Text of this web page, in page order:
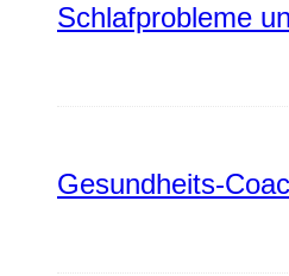
Schlafprobleme
Gesundheits-